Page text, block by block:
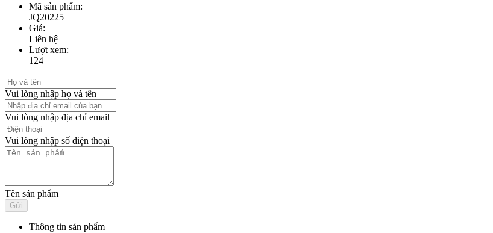
Mã sản phẩm:
JQ20225
Giá:
Liên hệ
Lượt xem:
124
Vui lòng nhập họ và tên
Vui lòng nhập địa chỉ email
Vui lòng nhập số điện thoại
Tên sản phẩm
Thông tin sản phẩm